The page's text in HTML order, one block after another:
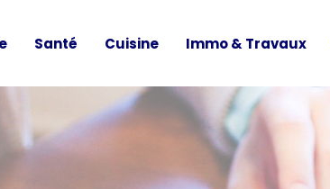
Santé Cuisine Immo & Travaux